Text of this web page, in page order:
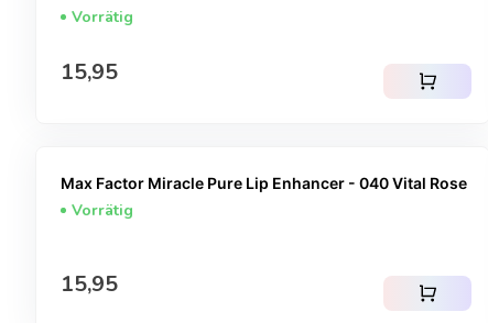
Vorrätig
Regulärer Preis
15,95 shopping_cart
Max Factor Miracle Pure Lip Enhancer - 040 Vital Rose
Vorrätig
Regulärer Preis
15,95 shopping_cart